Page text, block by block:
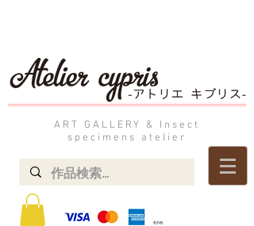
ART GALLERY & Insect
specimens atelier